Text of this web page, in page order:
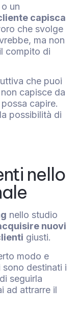
un
capisca
che svolge
ma non
compito di
che puoi
capisce da
capire.
possibilità di
nello
nello studio
nuovi
giusti.
modo e
destinati i
seguirla
ad attrarre il